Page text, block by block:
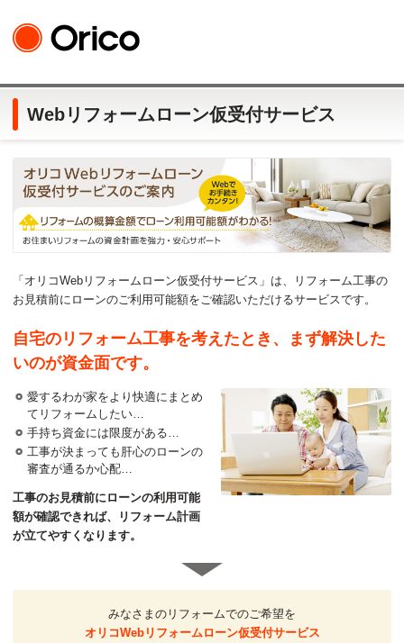
Webリフォームローン仮受付サービス
「オリコWebリフォームローン仮受付サービス」は、リフォーム工事の
お見積前にローンのご利用可能額をご確認いただけるサービスです。
自宅のリフォーム工事を考えたとき、まず解決した
いのが資金面です。
愛するわが家をより快適にまとめ
てリフォームしたい…
手持ち資金には限度がある…
工事が決まっても肝心のローンの
審査が通るか心配…
工事のお見積前にローンの利用可能
額が確認できれば、リフォーム計画
が立てやすくなります。
みなさまのリフォームでのご希望を
オリコWebリフォームローン仮受付サービス